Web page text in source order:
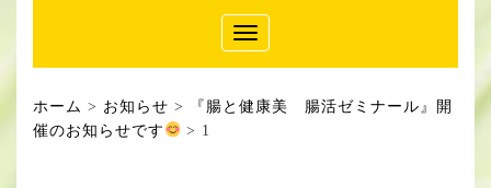
Toggle
Navigation
ホーム > お知らせ >
『腸と健康美 腸活ゼミナール』開
催のお知らせです
> 1